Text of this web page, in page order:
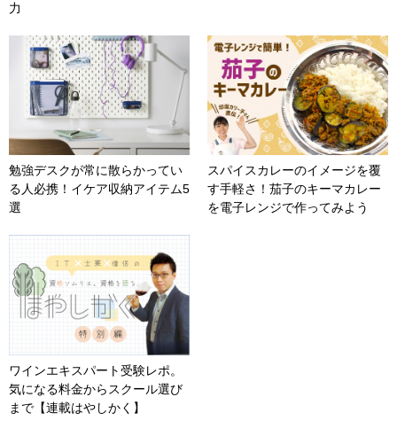
力
勉強デスクが常に散らかってい
る人必携！イケア収納アイテム5
選
スパイスカレーのイメージを覆
す手軽さ！茄子のキーマカレー
を電子レンジで作ってみよう
ワインエキスパート受験レポ。
気になる料金からスクール選び
まで【連載はやしかく】